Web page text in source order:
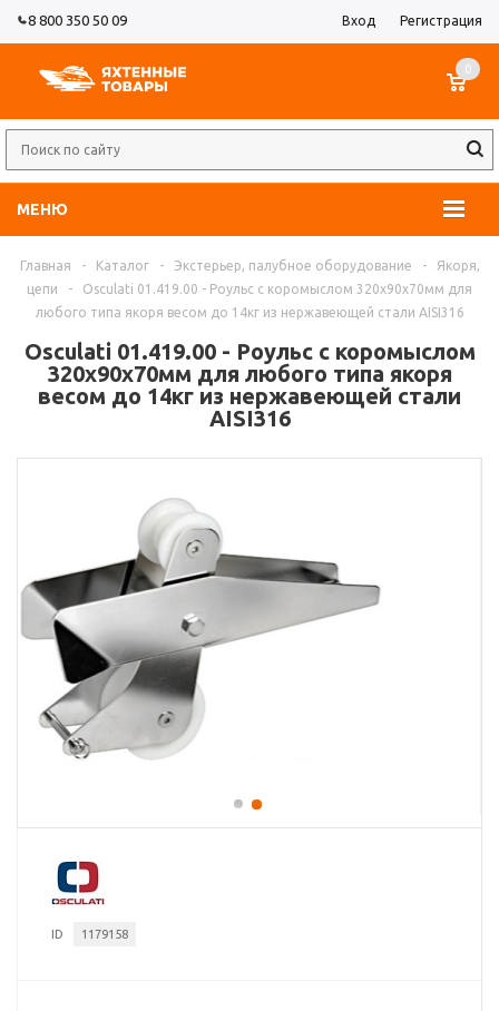
8 800 350 50 09 Вход Регистрация
МЕНЮ
0
Главная - Каталог - Экстерьер, палубное оборудование -
Якоря,
цепи
-
Osculati 01.419.00 - Роульс с коромыслом 320x90x70мм для
любого типа якоря весом до 14кг из нержавеющей стали AISI316
Osculati 01.419.00 - Роульс с коромыслом
320x90x70мм для любого типа якоря
весом до 14кг из нержавеющей стали
AISI316
ID 1179158